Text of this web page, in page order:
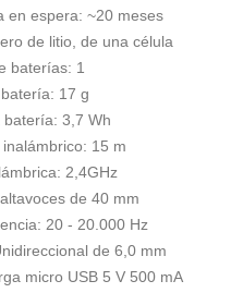
en espera: ~20 meses
de litio, de una célula
baterías: 1
17 g
batería: 3,7 Wh
15 m
2,4GHz
de 40 mm
20 - 20.000 Hz
de 6,0 mm
micro USB 5 V 500 mA